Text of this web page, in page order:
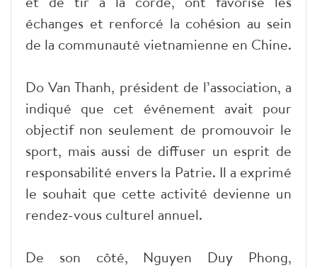
échanges et renforcé la cohésion au sein
de la communauté vietnamienne en Chine.
Do Van Thanh, président de l’association, a
indiqué que cet événement avait pour
objectif non seulement de promouvoir le
sport, mais aussi de diffuser un esprit de
responsabilité envers la Patrie. Il a exprimé
le souhait que cette activité devienne un
rendez-vous culturel annuel.
De son côté, Nguyen Duy Phong,